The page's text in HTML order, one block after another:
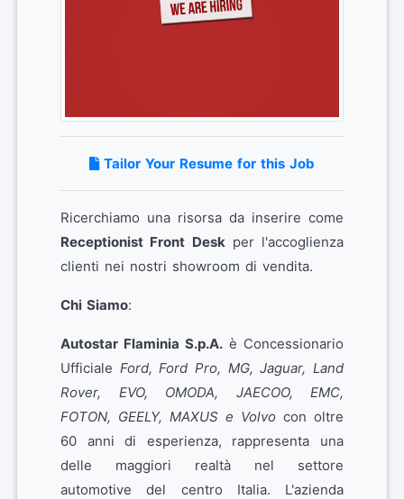
Tailor Your Resume for this Job
Ricerchiamo una risorsa da inserire come
Receptionist Front Deskper l'accoglienza
clienti nei nostri showroom di vendita.
Chi Siamo:
Autostar Flaminia S.p.A. è Concessionario
Ufficiale Ford, Ford Pro, MG, Jaguar, Land
Rover, EVO, OMODA, JAECOO, EMC,
FOTON, GEELY, MAXUS e Volvo con oltre
60 anni di esperienza, rappresenta una
delle maggiori realtà nel settore
automotive del centro Italia. L'azienda